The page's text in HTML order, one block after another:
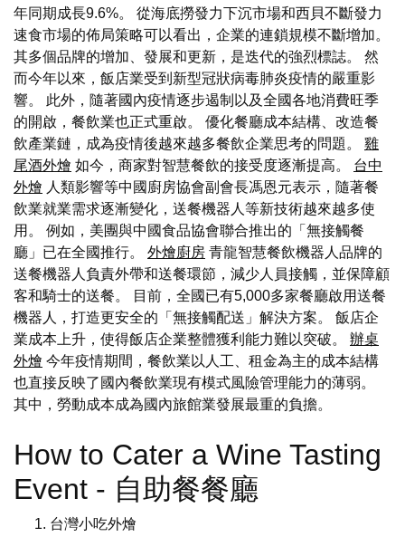
年同期成長9.6%。 從海底撈發力下沉市場和西貝不斷發力
速食市場的佈局策略可以看出，企業的連鎖規模不斷增加。
其多個品牌的增加、發展和更新，是迭代的強烈標誌。 然
而今年以來，飯店業受到新型冠狀病毒肺炎疫情的嚴重影
響。 此外，隨著國內疫情逐步遏制以及全國各地消費旺季
的開啟，餐飲業也正式重啟。 優化餐廳成本結構、改造餐
飲產業鏈，成為疫情後越來越多餐飲企業思考的問題。 雞
尾酒外燴 如今，商家對智慧餐飲的接受度逐漸提高。 台中
外燴 人類影響等中國廚房協會副會長馮恩元表示，隨著餐
飲業就業需求逐漸變化，送餐機器人等新技術越來越多使
用。 例如，美團與中國食品協會聯合推出的「無接觸餐
廳」已在全國推行。 外燴廚房 青龍智慧餐飲機器人品牌的
送餐機器人負責外帶和送餐環節，減少人員接觸，並保障顧
客和騎士的送餐。 目前，全國已有5,000多家餐廳啟用送餐
機器人，打造更安全的「無接觸配送」解決方案。 飯店企
業成本上升，使得飯店企業整體獲利能力難以突破。 辦桌
外燴 今年疫情期間，餐飲業以人工、租金為主的成本結構
也直接反映了國內餐飲業現有模式風險管理能力的薄弱。
其中，勞動成本成為國內旅館業發展最重的負擔。
How to Cater a Wine Tasting
Event - 自助餐餐廳
台灣小吃外燴